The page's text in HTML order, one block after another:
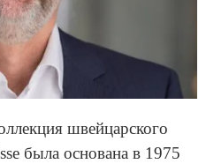
швейцарского
была основана в 1975